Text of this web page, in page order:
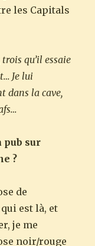
les Capitals
qu’il essaie
Je lui
dans la cave,
pub sur
?
de
est là, et
je me
noir/rouge